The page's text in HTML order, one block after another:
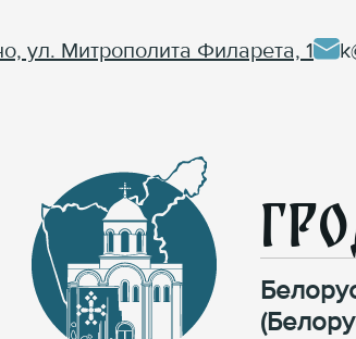
ул. Митрополита Филарета, 1